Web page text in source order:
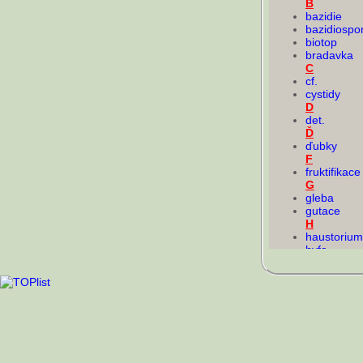
B
bazidie
biotop
bradavka
C
cf.
cystidy
D
det.
Ď
ďubky
F
fruktifikace
G
gleba
gutace
H
haustorium
hyfa
hymenium